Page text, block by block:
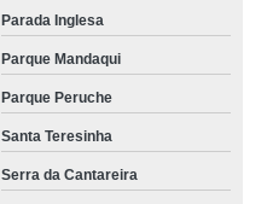
Parada Inglesa
Parque Mandaqui
Parque Peruche
Santa Teresinha
Serra da Cantareira